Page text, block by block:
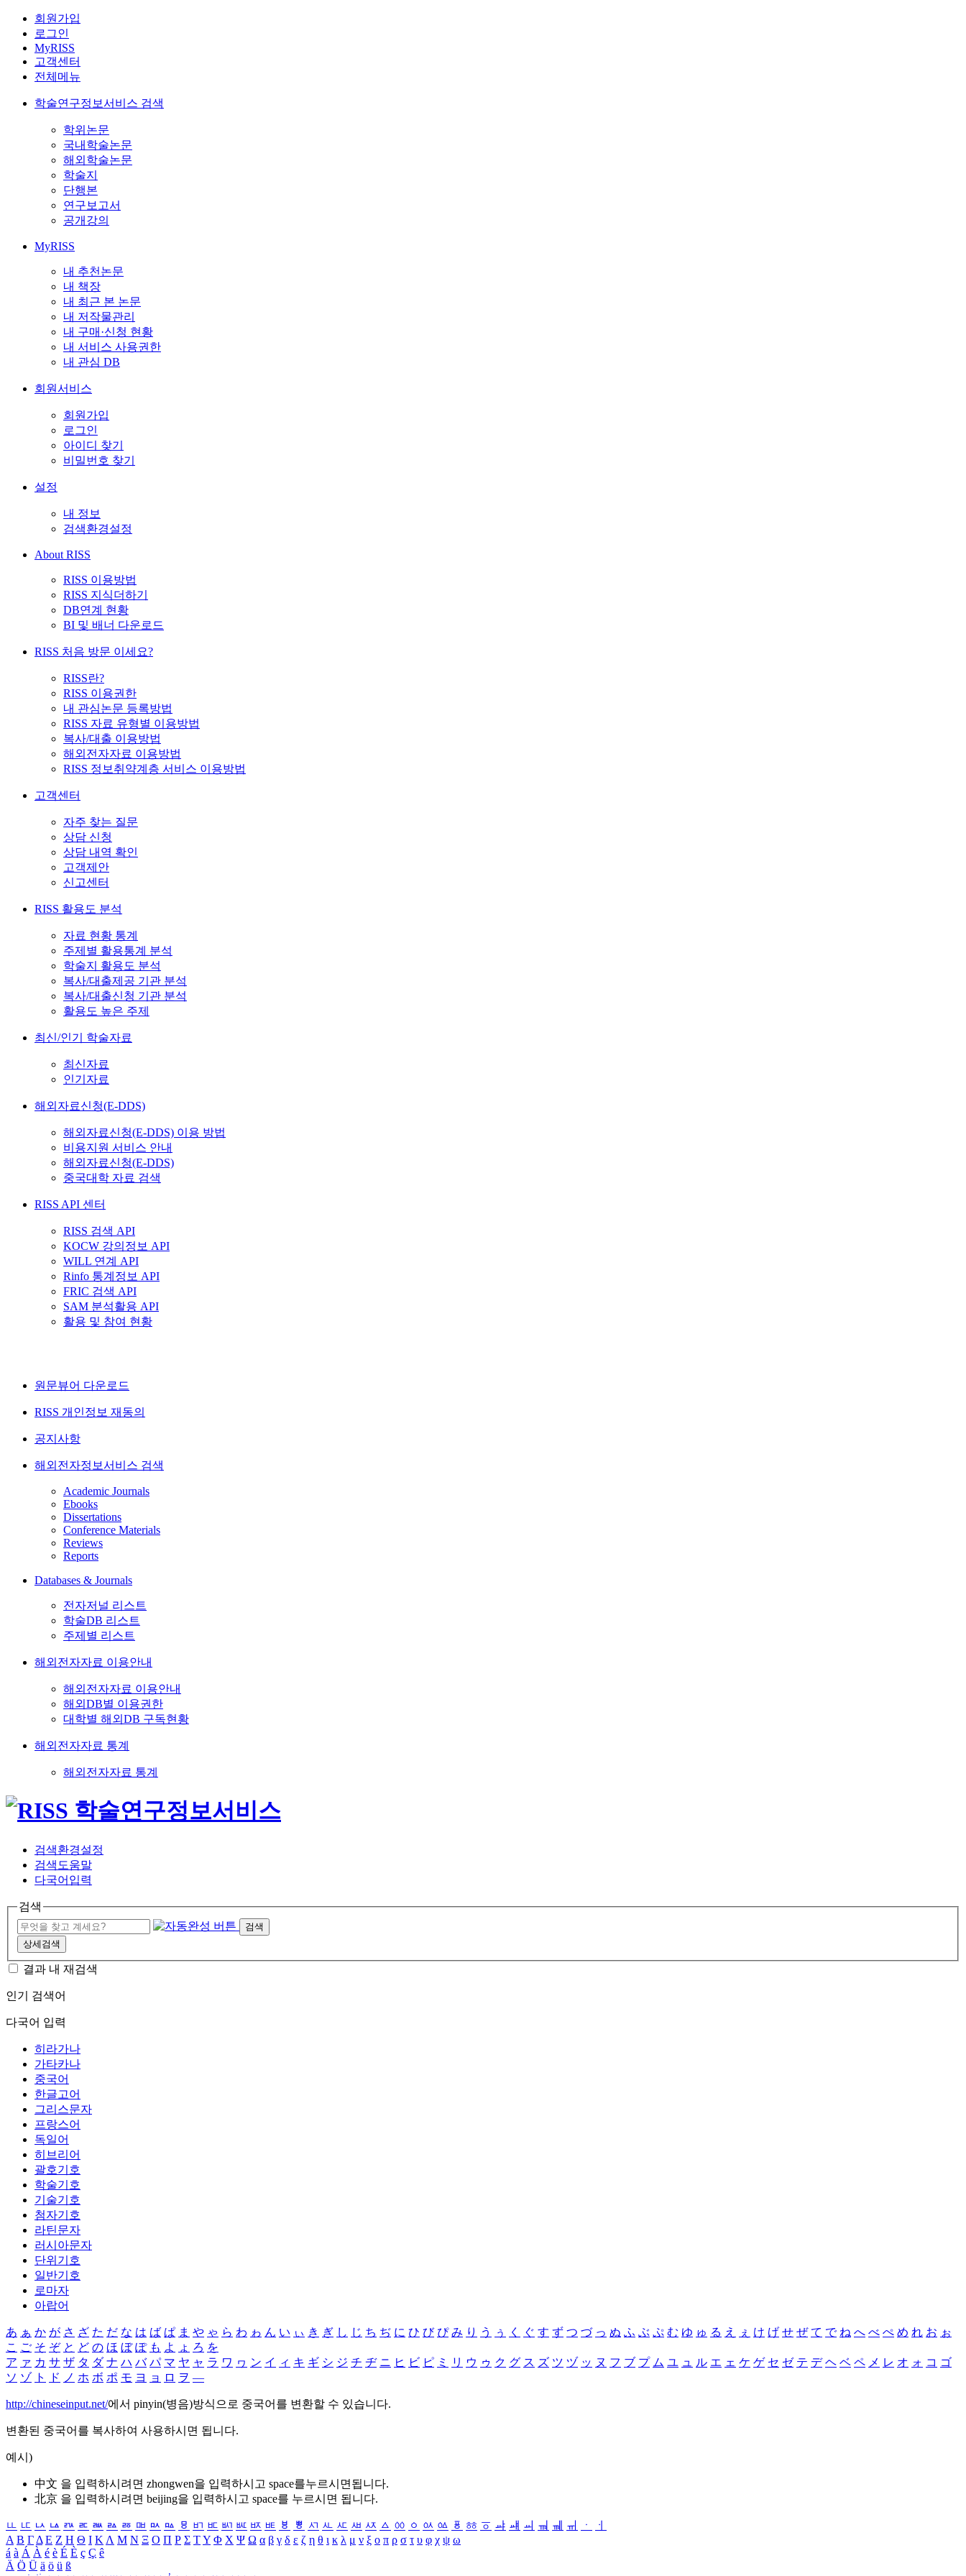
회원가입
로그인
MyRISS
고객센터
전체메뉴
학술연구정보서비스 검색
학위논문
국내학술논문
해외학술논문
학술지
단행본
연구보고서
공개강의
MyRISS
내 추천논문
내 책장
내 최근 본 논문
내 저작물관리
내 구매·신청 현황
내 서비스 사용권한
내 관심 DB
회원서비스
회원가입
로그인
아이디 찾기
비밀번호 찾기
설정
내 정보
검색환경설정
About RISS
RISS 이용방법
RISS 지식더하기
DB연계 현황
BI 및 배너 다운로드
RISS 처음 방문 이세요?
RISS란?
RISS 이용권한
내 관심논문 등록방법
RISS 자료 유형별 이용방법
복사/대출 이용방법
해외전자자료 이용방법
RISS 정보취약계층 서비스 이용방법
고객센터
자주 찾는 질문
상담 신청
상담 내역 확인
고객제안
신고센터
RISS 활용도 분석
자료 현황 통계
주제별 활용통계 분석
학술지 활용도 분석
복사/대출제공 기관 분석
복사/대출신청 기관 분석
활용도 높은 주제
최신/인기 학술자료
최신자료
인기자료
해외자료신청(E-DDS)
해외자료신청(E-DDS) 이용 방법
비용지원 서비스 안내
해외자료신청(E-DDS)
중국대학 자료 검색
RISS API 센터
RISS 검색 API
KOCW 강의정보 API
WILL 연계 API
Rinfo 통계정보 API
FRIC 검색 API
SAM 분석활용 API
활용 및 참여 현황
원문뷰어 다운로드
RISS 개인정보 재동의
공지사항
해외전자정보서비스 검색
Academic Journals
Ebooks
Dissertations
Conference Materials
Reviews
Reports
Databases & Journals
전자저널 리스트
학술DB 리스트
주제별 리스트
해외전자자료 이용안내
해외전자자료 이용안내
해외DB별 이용권한
대학별 해외DB 구독현황
해외전자자료 통계
해외전자자료 통계
검색환경설정
검색도움말
다국어입력
검색
검색
상세검색
결과 내 재검색
인기 검색어
다국어 입력
히라가나
가타카나
중국어
한글고어
그리스문자
프랑스어
독일어
히브리어
괄호기호
학술기호
기술기호
첨자기호
라틴문자
러시아문자
단위기호
일반기호
로마자
아랍어
あ ぁ か が さ ざ た だ な は ば ぱ ま や ゃ ら わ ゎ ん い ぃ き ぎ し じ ち ぢ に ひ び ぴ み り う ぅ く ぐ す ず つ づ っ ぬ ふ ぶ ぷ む ゆ ゅ る え ぇ け げ せ ぜ て で ね へ べ ぺ め れ お ぉ
こ ご そ ぞ と ど の ほ ぼ ぽ も よ ょ ろ を
ア ァ カ サ ザ タ ダ ナ ハ バ パ マ ヤ ャ ラ ワ ヮ ン イ ィ キ ギ シ ジ チ ヂ ニ ヒ ビ ピ ミ リ ウ ゥ ク グ ス ズ ツ ヅ ッ ヌ フ ブ プ ム ユ ュ ル エ ェ ケ ゲ セ ゼ テ デ ヘ ベ ペ メ レ オ ォ コ ゴ
ソ ゾ ト ド ノ ホ ボ ポ モ ヨ ョ ロ ヲ ―
http://chineseinput.net/에서 pinyin(병음)방식으로 중국어를 변환할 수 있습니다.
변환된 중국어를 복사하여 사용하시면 됩니다.
예시)
中文 을 입력하시려면 zhongwen을 입력하시고 space를누르시면됩니다.
北京 을 입력하시려면 beijing을 입력하시고 space를 누르시면 됩니다.
ㅥ ㅦ ㅧ ㅨ ㅩ ㅪ ㅫ ㅬ ㅭ ㅮ ㅯ ㅰ ㅱ ㅲ ㅳ ㅴ ㅵ ㅶ ㅷ ㅸ ㅹ ㅺ ㅻ ㅼ ㅽ ㅾ ㅿ ㆀ ㆁ ㆂ ㆃ ㆄ ㆅ ㆆ ㆇ ㆈ ㆉ ㆊ ㆋ ㆌ ㆍ
ㆎ
Α Β ΓΔ Ε Ζ Η Θ Ι ΚΛ Μ Ν Ξ Ο Π Ρ Σ ΤΥ Φ Χ Ψ Ω α β γ δ ε ζ η θ ι κ λ μ ν ξ ο π ρ σ τ υ φ χ ψ ω
á à Á À é è É È ç Ç ê
Ä Ö Ü ä ö ü ß